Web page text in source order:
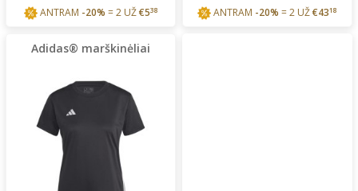
ANTRAM -20% = 2 UŽ€538 ANTRAM -20% = 2 UŽ€4318
Adidas® marškinėliai